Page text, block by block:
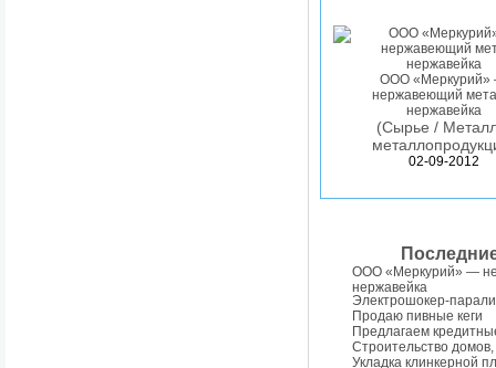
ООО
нержавеющий
нержавейка
(Сырье /
02-09-2012
ООО «Меркурий» —
нержавейка
Электрошокер-
Продаю пивные кеги
Предлагаем
Строительство
Укладка клинкерной